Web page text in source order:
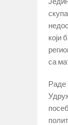
који
са
Раде